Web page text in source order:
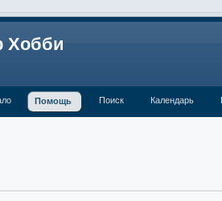
Хобби
Помощь Поиск Календарь